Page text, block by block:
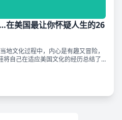
美国最让你怀疑人生的26
地文化过程中，内心是有趣又冒险，
自己在适应美国文化的经历总结了
了无数场暴风雨…… 作为一名留学